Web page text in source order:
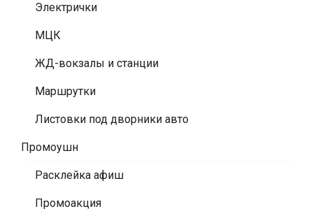
Электрички
МЦК
ЖД-вокзалы и станции
Маршрутки
Листовки под дворники авто
Промоушн
Расклейка афиш
Промоакция